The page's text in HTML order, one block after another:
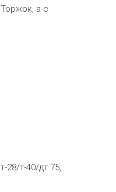
а с
28/т-40/дт 75,